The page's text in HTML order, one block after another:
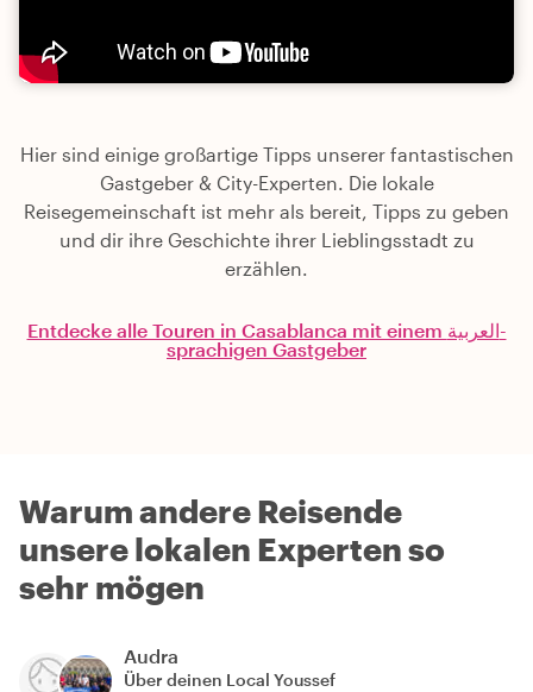
Hier sind einige großartige Tipps unserer fantastischen
Gastgeber & City-Experten. Die lokale
Reisegemeinschaft ist mehr als bereit, Tipps zu geben
und dir ihre Geschichte ihrer Lieblingsstadt zu
erzählen.
Entdecke alle Touren in Casablanca mit einem العربية-
sprachigen Gastgeber
Warum andere Reisende
unsere lokalen Experten so
sehr mögen
Audra
Über deinen Local Youssef